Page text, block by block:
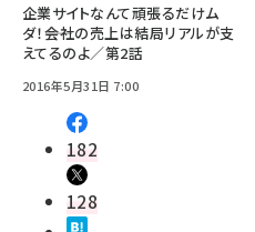
企業サイトなんて頑張るだけム
ダ！――会社の売上は結局リアルが支
えてるのよ／第2話
2016年5月31日 7:00
182
128